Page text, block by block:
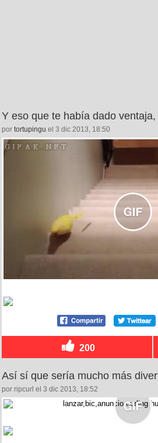
Y eso que te había dado
por tortupingu el 3 dic 2013, 18:50
200
Así sí que sería mucho más
por ripcurl el 3 dic 2013, 18:52